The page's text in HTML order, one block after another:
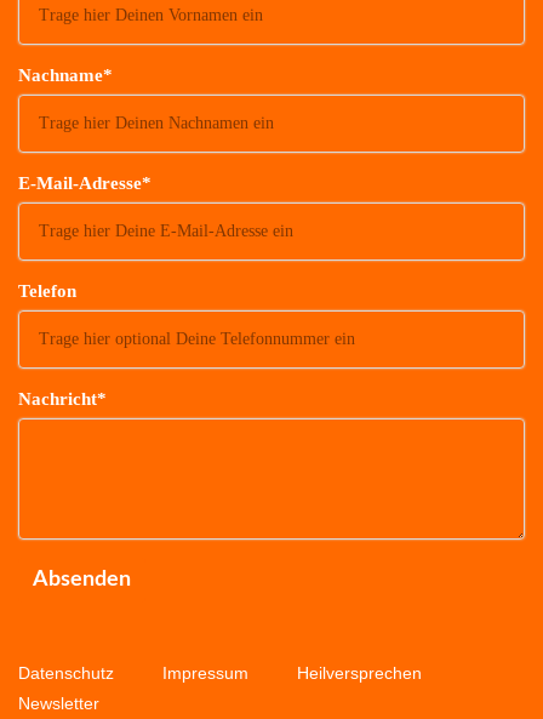
Nachname*
E-Mail-Adresse*
Telefon
Nachricht*
Absenden
Datenschutz Impressum
Heilversprechen
Newsletter